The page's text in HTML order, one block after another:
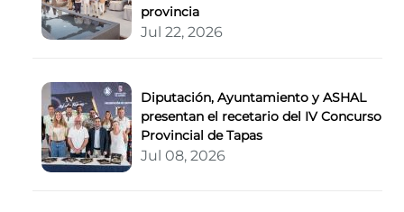
provincia
Jul 22, 2026
Diputación, Ayuntamiento y ASHAL
presentan el recetario del IV Concurso
Provincial de Tapas
Jul 08, 2026